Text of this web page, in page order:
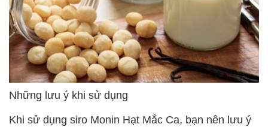
Những lưu ý khi sử dụng
Khi sử dụng siro Monin Hạt Mắc Ca, bạn nên lưu ý